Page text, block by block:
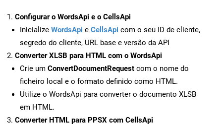
Configurar o WordsApi e o CellsApi
Inicialize WordsApi e CellsApi com o seu ID de cliente,
segredo do cliente, URL base e versão da API
Converter XLSB para HTML com o WordsApi
Crie um ConvertDocumentRequest com o nome do
ficheiro local e o formato definido como HTML.
Utilize o WordsApi para converter o documento XLSB
em HTML.
Converter HTML para PPSX com CellsApi